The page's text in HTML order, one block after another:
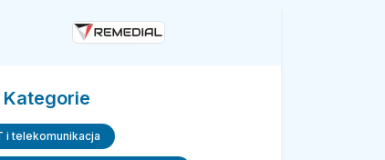
Kategorie
i telekomunikacja